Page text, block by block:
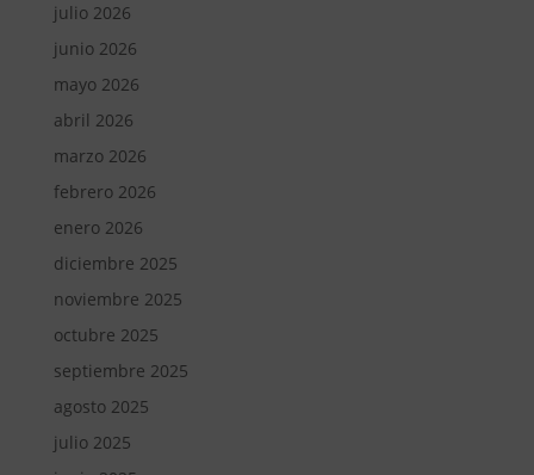
julio 2026
junio 2026
mayo 2026
abril 2026
marzo 2026
febrero 2026
enero 2026
diciembre 2025
noviembre 2025
octubre 2025
septiembre 2025
agosto 2025
julio 2025